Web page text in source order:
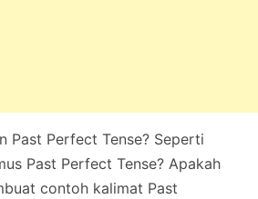
Past Perfect Tense? Seperti
Past Perfect Tense? Apakah
contoh kalimat Past